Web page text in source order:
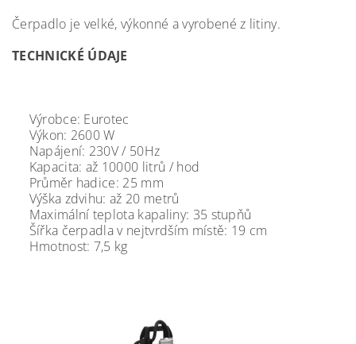
Čerpadlo je velké, výkonné a vyrobené z litiny.
TECHNICKÉ ÚDAJE
Výrobce: Eurotec
Výkon: 2600 W
Napájení: 230V / 50Hz
Kapacita: až 10000 litrů / hod
Průměr hadice: 25 mm
Výška zdvihu: až 20 metrů
Maximální teplota kapaliny: 35 stupňů
Šířka čerpadla v nejtvrdším místě: 19 cm
Hmotnost: 7,5 kg